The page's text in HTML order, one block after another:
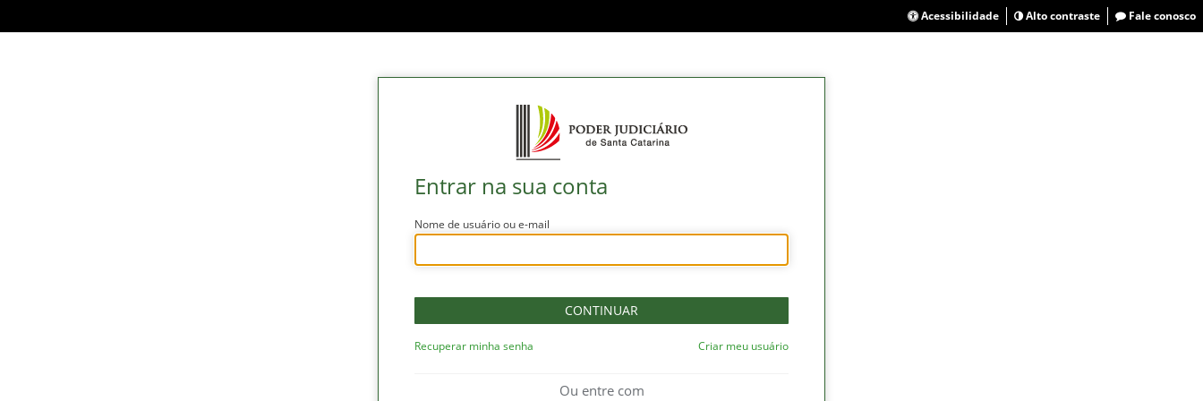
Acessibilidade Alto contraste Fale conosco
Entrar na sua conta
Nome de usuário ou e-mail
Recuperar minha senha Criar meu usuário
Ou entre com